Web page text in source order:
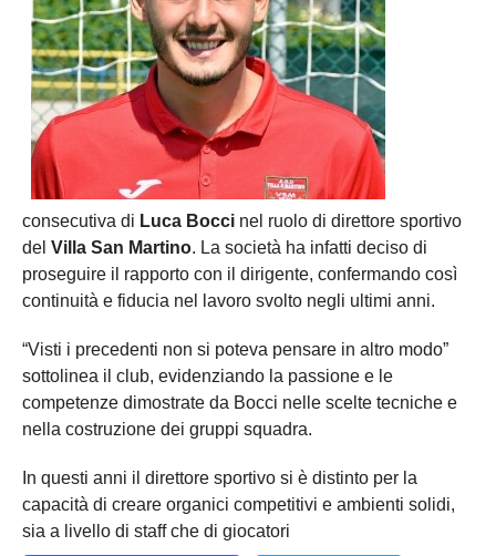
consecutiva di Luca Bocci nel ruolo di direttore sportivo
del Villa San Martino. La società ha infatti deciso di
proseguire il rapporto con il dirigente, confermando così
continuità e fiducia nel lavoro svolto negli ultimi anni.
“Visti i precedenti non si poteva pensare in altro modo”
sottolinea il club, evidenziando la passione e le
competenze dimostrate da Bocci nelle scelte tecniche e
nella costruzione dei gruppi squadra.
In questi anni il direttore sportivo si è distinto per la
capacità di creare organici competitivi e ambienti solidi,
sia a livello di staff che di giocatori